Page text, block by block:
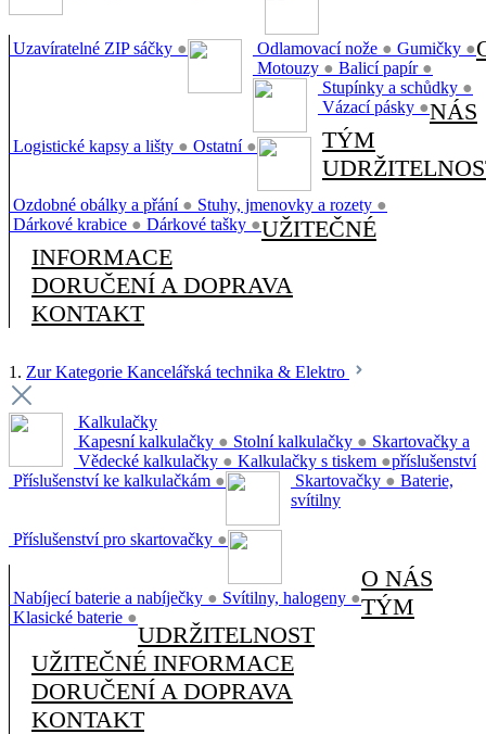
Uzavíratelné ZIP sáčky ● Odlamovací nože ● Gumičky ●
Motouzy ● Balicí papír ●
Stupínky a schůdky ●
Vázací pásky ●
Logistické kapsy a lišty ● Ostatní ●
Ozdobné obálky a přání ● Stuhy, jmenovky a rozety ●
Dárkové krabice ● Dárkové tašky ●
NÁS
TÝM
UŽITEČNÉ
INFORMACE
DORUČENÍ A DOPRAVA
KONTAKT
1. Zur Kategorie Kancelářská technika & Elektro
Kalkulačky
Kapesní kalkulačky ● Stolní kalkulačky ●
Vědecké kalkulačky ● Kalkulačky s tiskem ●
Příslušenství ke kalkulačkám ●
Skartovačky a
příslušenství
Skartovačky ●
Příslušenství pro skartovačky ●
Baterie,
svítilny
Nabíjecí baterie a nabíječky ● Svítilny, halogeny ●
Klasické baterie ●
O NÁS
TÝM
UDRŽITELNOST
UŽITEČNÉ INFORMACE
DORUČENÍ A DOPRAVA
KONTAKT